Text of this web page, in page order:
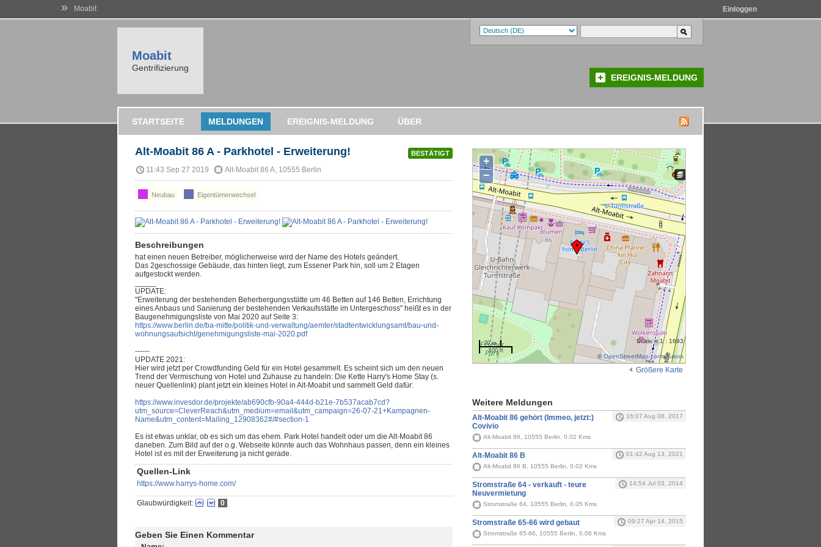
» Moabit Einloggen
Moabit
Gentrifizierung
EREIGNIS-MELDUNG
STARTSEITE MELDUNGEN EREIGNIS-MELDUNG ÜBER
BESTÄTIGT
Alt-Moabit 86 A - Parkhotel - Erweiterung!
11:43 Sep 27 2019 Alt-Moabit 86 A, 10555 Berlin
Neubau Eigentümerwechsel
Beschreibungen
hat einen neuen Betreiber, möglicherweise wird der Name des Hotels geändert.
Das 2geschossige Gebäude, das hinten liegt, zum Essener Park hin, soll um 2 Etagen
aufgestockt werden.
UPDATE:
"Erweiterung der bestehenden Beherbergungsstätte um 46 Betten auf 146 Betten, Errichtung
eines Anbaus und Sanierung der bestehenden Verkaufsstätte im Untergeschoss" heißt es in der
Baugenehmigungsliste von Mai 2020 auf Seite 3:
https://www.berlin.de/ba-mitte/politik-und-verwaltung/aemter/stadtentwicklungsamt/bau-und-
wohnungsaufsicht/genehmigungsliste-mai-2020.pdf
------
UPDATE 2021:
Hier wird jetzt per Crowdfunding Geld für ein Hotel gesammelt. Es scheint sich um den neuen
Trend der Vermischung von Hotel und Zuhause zu handeln: Die Kette Harry's Home Stay (s.
neuer Quellenlink) plant jetzt ein kleines Hotel in Alt-Moabit und sammelt Geld dafür:
https://www.invesdor.de/projekte/ab690cfb-90a4-444d-b21e-7b537acab7cd?
utm_source=CleverReach&utm_medium=email&utm_campaign=26-07-21+Kampagnen-
Name&utm_content=Mailing_12908362#/#section-1
Es ist etwas unklar, ob es sich um das ehem. Park Hotel handelt oder um die Alt-Moabit 86
daneben. Zum Bild auf der o.g. Webseite könnte auch das Wohnhaus passen, denn ein kleines
Hotel ist es mit der Erweiterung ja nicht gerade.
Quellen-Link
https://www.harrys-home.com/
Glaubwürdigkeit: 0
Geben Sie Einen Kommentar
+
−
20 m
100 ft
Scale = 1 : 1693
©OpenStreetMap contributors
Größere Karte
Weitere Meldungen
Alt-Moabit 86 gehört (Immeo, jetzt:)
Covivio
16:07 Aug 08, 2017
Alt-Moabit 86, 10555 Berlin, 0.02 Kms
Alt-Moabit 86 B
01:42 Aug 13, 2021
Alt-Moabit 86 B, 10555 Berlin, 0.02 Kms
Stromstraße 64 - verkauft - teure
Neuvermietung
14:54 Jul 03, 2014
Stromstraße 64, 10555 Berlin, 0.05 Kms
Stromstraße 65-66 wird gebaut
09:27 Apr 14, 2015
Stromstraße 65-66, 10555 Berlin, 0.06 Kms